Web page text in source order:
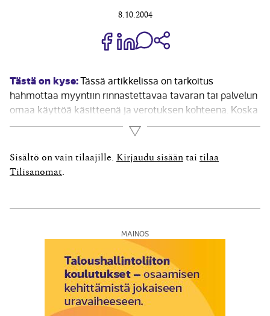
8.10.2004
Jaa Share on Facebook
Jaa Share on LinkedIn
Jaa WhatsApp-viestinä
Tästä on kyse:Tässä artikkelissa on tarkoitus
hahmottaa myyntiin rinnastettavaa tavaran tai palvelun
omaa käyttöä käsitteenä ja verotuksen kohteena. Koska
oma käyttö arvonlisäverotuksessa on asia-alueena laaja
ja paikoin hyvinkin tulkinnallinen, ei artikkelissakaan ole
mahdollista kokonaan välttää puuttumista tulkinnallisiin
yksityiskohtiin ja oikeuskäytäntöön. Arvonlisäverolain
Lue lisää
Sisältö on vain tilaajille. Kirjaudu sisään tai tilaa
Tilisanomat
MAINOS